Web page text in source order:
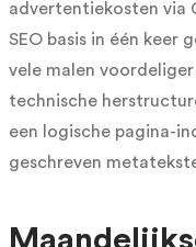
advertentiekosten via
SEO basis in één keer
vele malen
technische
een logische pagina-
geschreven